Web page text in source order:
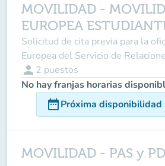
MOVILIDAD -
EUROPEA
Solicitud de cita previa para la
Europea del Servicio de
person 2 puestos
No hay franjas horarias
date_rangePróxima disponibilidad
MOVILIDAD - PAS y